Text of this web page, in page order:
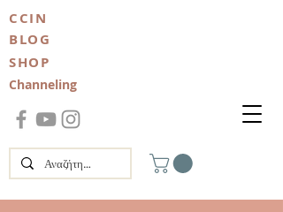
CCIN
BLOG
SHOP
Channeling